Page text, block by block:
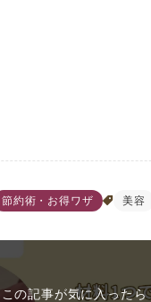
節約術・お得ワザ 美容
この記事が気に入ったら